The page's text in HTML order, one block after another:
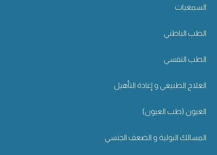
السمعيات
الطب الباطني
الطب النفسي
العلاج الطبيعي و إعادة التأهيل
العيون (طب العيون)
المسالك البولية و الضعف الجنسي